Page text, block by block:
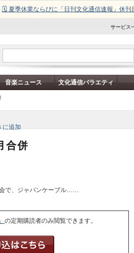
🗓️ 夏季休業ならびに「日刊文化通信速報」休刊
サービス
音楽ニュース 文化通信バラエティ
合併
で、ジャパンケーブル……
の定期購読者のみ閲覧できます。